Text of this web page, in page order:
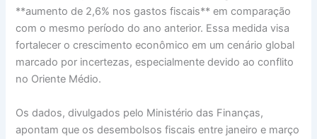
**aumento de 2,6% nos gastos fiscais** em comparação
com o mesmo período do ano anterior. Essa medida visa
fortalecer o crescimento econômico em um cenário global
marcado por incertezas, especialmente devido ao conflito
no Oriente Médio.
Os dados, divulgados pelo Ministério das Finanças,
apontam que os desembolsos fiscais entre janeiro e março